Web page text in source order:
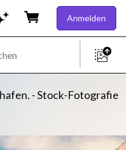
Anmelden
- Stock-Fotografie